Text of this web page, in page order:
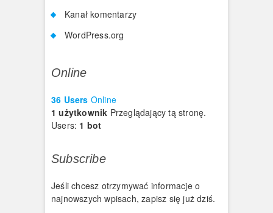
Kanał komentarzy
WordPress.org
Online
36 Users Online
1 użytkownik Przeglądający tą stronę.
Users: 1 bot
Subscribe
Jeśli chcesz otrzymywać informacje o
najnowszych wpisach, zapisz się już dziś.